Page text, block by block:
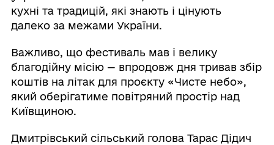
кухні та традицій, які знають і цінують
далеко за межами України.
Важливо, що фестиваль мав і велику
благодійну місію — впродовж дня тривав збір
коштів на літак для проєкту «Чисте небо»,
який оберігатиме повітряний простір над
Київщиною.
Дмитрівський сільський голова Тарас Дідич